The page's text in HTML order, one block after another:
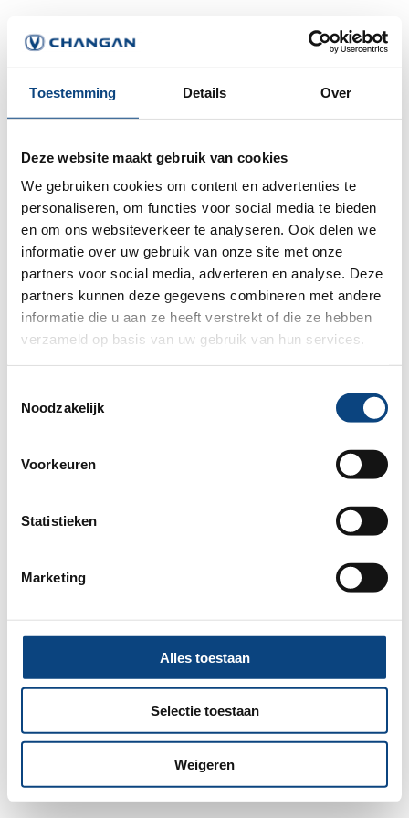
Toestemming Details Over
Deze website maakt gebruik van cookies
We gebruiken cookies om content en advertenties te
personaliseren, om functies voor social media te bieden
en om ons websiteverkeer te analyseren. Ook delen we
informatie over uw gebruik van onze site met onze
partners voor social media, adverteren en analyse. Deze
partners kunnen deze gegevens combineren met andere
informatie die u aan ze heeft verstrekt of die ze hebben
verzameld op basis van uw gebruik van hun services.
Noodzakelijk
Voorkeuren
Statistieken
Marketing
Alles toestaan
Selectie toestaan
Weigeren
loadingwww.changan.nl
for more